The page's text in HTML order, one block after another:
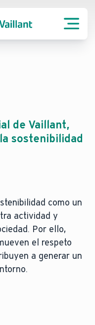
de Vaillant,
sostenibilidad
como un
actividad y
Por ello,
el respeto
a generar un